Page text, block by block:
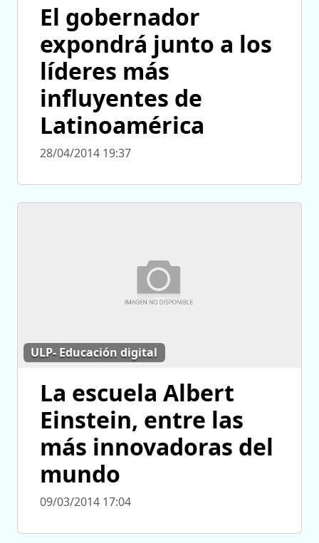
El gobernador
expondrá junto a los
líderes más
influyentes de
Latinoamérica
28/04/2014 19:37
ULP- Educación digital
La escuela Albert
Einstein, entre las
más innovadoras del
mundo
09/03/2014 17:04